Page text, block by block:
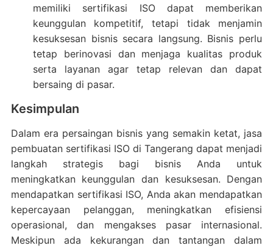
memiliki sertifikasi ISO dapat memberikan
keunggulan kompetitif, tetapi tidak menjamin
kesuksesan bisnis secara langsung. Bisnis perlu
tetap berinovasi dan menjaga kualitas produk
serta layanan agar tetap relevan dan dapat
bersaing di pasar.
Kesimpulan
Dalam era persaingan bisnis yang semakin ketat, jasa
pembuatan sertifikasi ISO di Tangerang dapat menjadi
langkah strategis bagi bisnis Anda untuk
meningkatkan keunggulan dan kesuksesan. Dengan
mendapatkan sertifikasi ISO, Anda akan mendapatkan
kepercayaan pelanggan, meningkatkan efisiensi
operasional, dan mengakses pasar internasional.
Meskipun ada kekurangan dan tantangan dalam